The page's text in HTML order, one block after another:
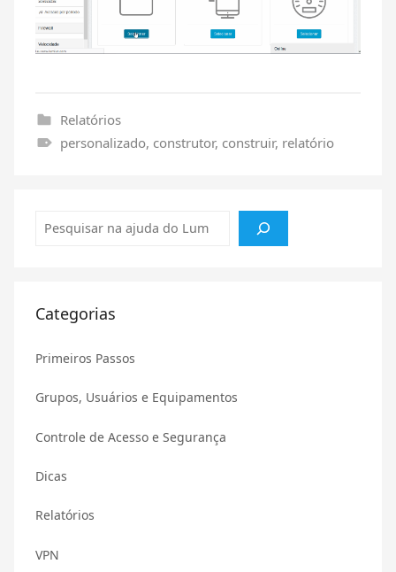
Relatórios
personalizado, construtor, construir, relatório
Pesquisar
Categorias
Primeiros Passos
Grupos, Usuários e Equipamentos
Controle de Acesso e Segurança
Dicas
Relatórios
VPN